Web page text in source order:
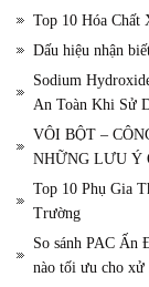
Top 10 Hóa Chất
Dấu hiệu nhận
Sodium
An Toàn Khi Sử
VÔI BỘT –
NHỮNG LƯU Ý
Top 10 Phụ Gia
Trường
So sánh PAC Ấn
nào tối ưu cho xử